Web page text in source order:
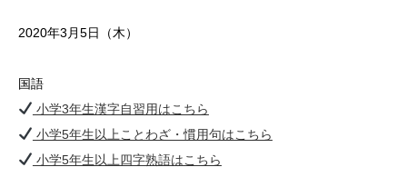
2020年3月5日（木）
国語
小学3年生漢字自習用はこちら
小学5年生以上ことわざ・慣用句はこちら
小学5年生以上四字熟語はこちら